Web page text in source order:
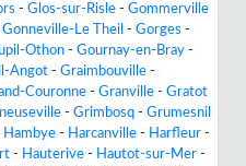
- Glos-sur-Risle - Gommerville
Gonneville-Le Theil - Gorges -
Othon - Gournay-en-Bray -
Angot - Graimbouville -
Couronne - Granville - Gratot
- Grimbosq - Grumesnil
Hambye - Harcanville - Harfleur -
- Hauterive - Hautot-sur-Mer -